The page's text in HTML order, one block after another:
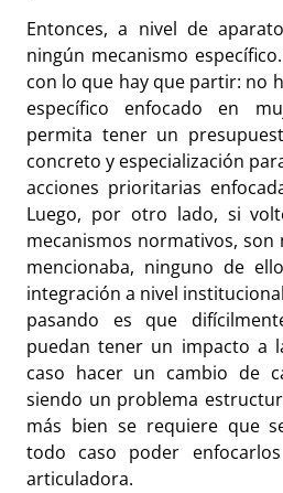
Entonces, a nivel de
ningún mecanismo
con lo que hay que partir: no
específico enfocado en
permita tener un
concreto y especialización
acciones prioritarias
Luego, por otro lado, si
mecanismos normativos, son
mencionaba, ninguno de
integración a nivel
pasando es que
puedan tener un impacto a
caso hacer un cambio de
siendo un problema
más bien se requiere que
todo caso poder
articuladora.